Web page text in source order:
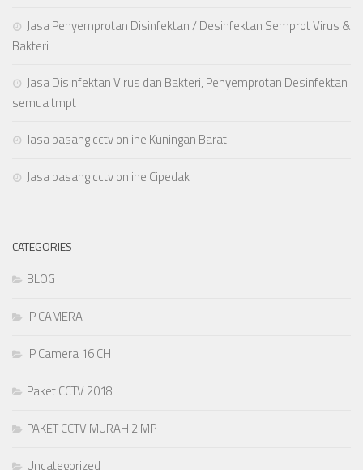
Jasa Penyemprotan Disinfektan / Desinfektan Semprot Virus &
Bakteri
Jasa Disinfektan Virus dan Bakteri, Penyemprotan Desinfektan
semua tmpt
Jasa pasang cctv online Kuningan Barat
Jasa pasang cctv online Cipedak
CATEGORIES
BLOG
IP CAMERA
IP Camera 16 CH
Paket CCTV 2018
PAKET CCTV MURAH 2 MP
Uncategorized